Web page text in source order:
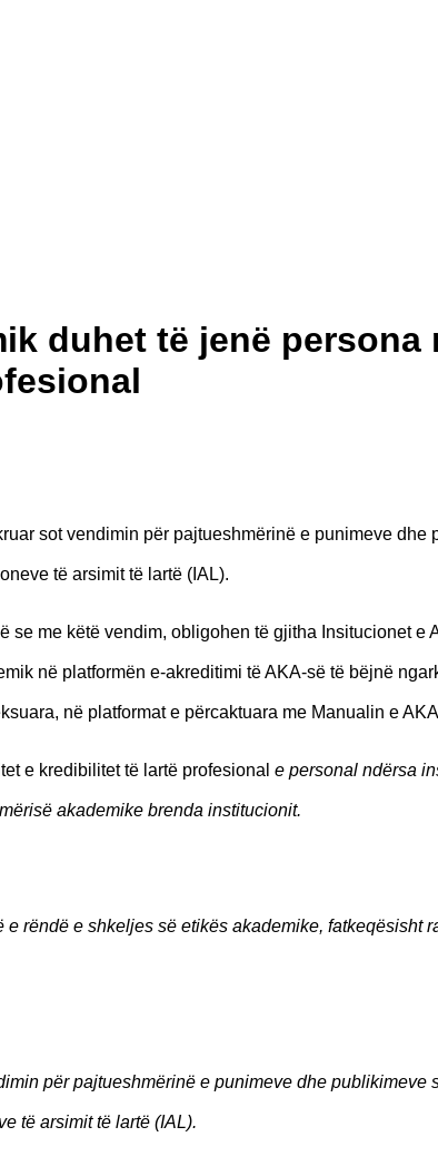
duhet të jenë persona
sot vendimin për pajtueshmërinë e punimeve dhe
të arsimit të lartë (IAL).
se me këtë vendim, obligohen të gjitha Insitucionet e
në platformën e-akreditimi të AKA-së të bëjnë
në platformat e përcaktuara me Manualin e
e kredibilitet të lartë profesional e personal ndërsa
akademike brenda institucionit.
rëndë e shkeljes së etikës akademike, fatkeqësisht
për pajtueshmërinë e punimeve dhe publikimeve
të arsimit të lartë (IAL).